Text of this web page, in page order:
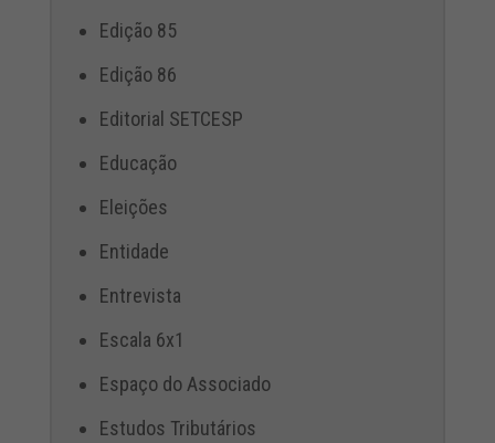
Edição 85
Edição 86
Editorial SETCESP
Educação
Eleições
Entidade
Entrevista
Escala 6x1
Espaço do Associado
Estudos Tributários